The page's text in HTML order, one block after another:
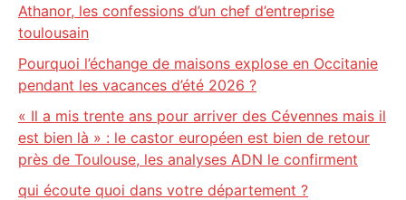
Athanor, les confessions d’un chef d’entreprise
toulousain
Pourquoi l’échange de maisons explose en Occitanie
pendant les vacances d’été 2026 ?
« Il a mis trente ans pour arriver des Cévennes mais il
est bien là » : le castor européen est bien de retour
près de Toulouse, les analyses ADN le confirment
qui écoute quoi dans votre département ?